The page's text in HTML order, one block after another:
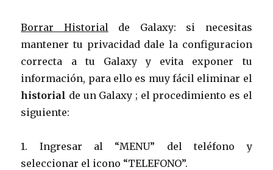
Borrar Historialde Galaxy: si necesitas
mantener tu privacidad dale la configuracion
correcta a tu Galaxy y evita exponer tu
información, para ello es muy fácil eliminar el
historial de un Galaxy ; el procedimiento es el
siguiente:
1. Ingresar al “MENU” del teléfono y
seleccionar el icono “TELEFONO”.